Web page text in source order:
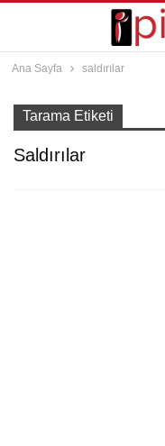
Ana Sayfa saldırılar
Tarama Etiketi
Saldırılar